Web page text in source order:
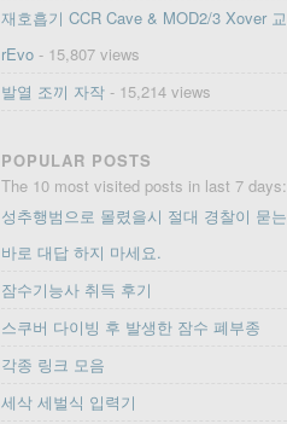
재호흡기 CCR Cave & MOD2/3 Xover
rEvo- 15,807 views
발열 조끼 자작- 15,214 views
POPULAR POSTS
The 10 most visited posts in last 7 days:
성추행범으로 몰렸을시 절대 경찰이 묻
바로 대답 하지 마세요.
잠수기능사 취득 후기
스쿠버 다이빙 후 발생한 잠수 폐부종
각종 링크 모음
세삭 세벌식 입력기